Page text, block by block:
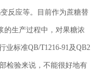
反应等。目前作为蔗糖替
的生产过程中，对果糖浓
业标准QB/T1216-91及QB2
检验来说，不能很好地有